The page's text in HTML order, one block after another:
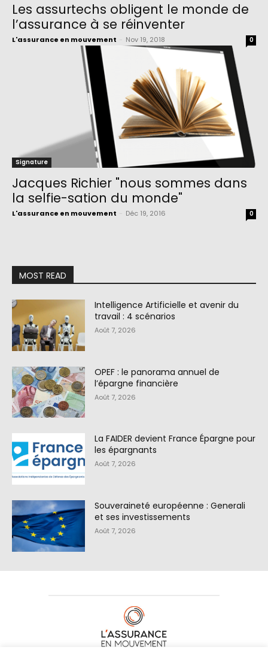
Les assurtechs obligent le monde de
l’assurance à se réinventer
L'assurance en mouvement Nov 19, 2018 0
Signature
Jacques Richier "nous sommes dans
la selfie-sation du monde"
L'assurance en mouvement Déc 19, 2016 0
MOST READ
Intelligence Artificielle et avenir du
travail : 4 scénarios
Août 7, 2026
OPEF : le panorama annuel de
l’épargne financière
Août 7, 2026
La FAIDER devient France Épargne pour
les épargnants
Août 7, 2026
Souveraineté européenne : Generali
et ses investissements
Août 7, 2026